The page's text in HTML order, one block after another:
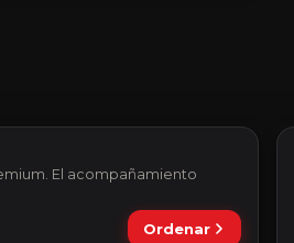
El acompañamiento
Ordenar